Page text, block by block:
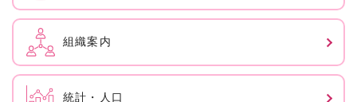
組織案内
統計・人口